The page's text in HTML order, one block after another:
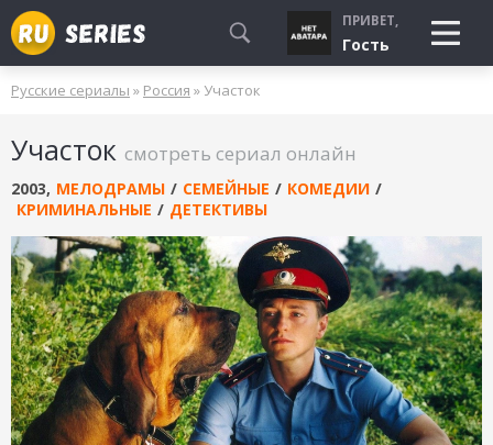
СМОТРЮ
БУДУ СМОТРЕТЬ
УЖЕ СМОТРЕЛ
ПРИВЕТ,
Гость
Русские сериалы » Россия » Участок
Участок смотреть сериал онлайн
2003, МЕЛОДРАМЫ / СЕМЕЙНЫЕ / КОМЕДИИ /
КРИМИНАЛЬНЫЕ / ДЕТЕКТИВЫ